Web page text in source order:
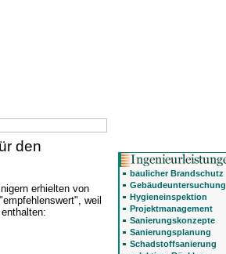
den
erhielten von
weil
baulicher Brandschutz
Gebäudeuntersuchung
Hygieneinspektion
Projektmanagement
Sanierungskonzepte
Sanierungsplanung
Schadstoffsanierung